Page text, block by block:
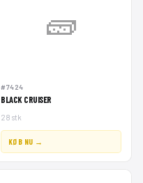
🧱
#7424
BLACK CRUISER
28 stk
KØB NU →